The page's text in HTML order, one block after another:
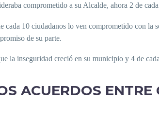
comprometido a su Alcalde, ahora 2 de
cada 10 ciudadanos lo ven comprometido con la
de su parte.
la inseguridad creció en su municipio y 4 de
ACUERDOS